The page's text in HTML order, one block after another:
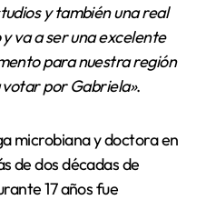
y también una real
va a ser una excelente
para nuestra región
por Gabriela».
microbiana y doctora en
de dos décadas de
17 años fue